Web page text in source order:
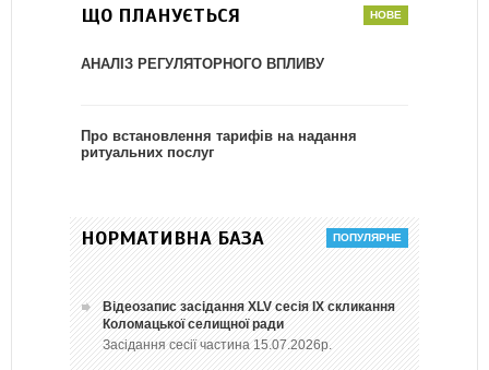
ЩО ПЛАНУЄТЬСЯ
АНАЛІЗ РЕГУЛЯТОРНОГО ВПЛИВУ
Про встановлення тарифів на надання
ритуальних послуг
НОРМАТИВНА БАЗА
Відеозапис засідання ХLV сесія ІХ скликання
Коломацької селищної ради
Засідання сесії частина 15.07.2026р.